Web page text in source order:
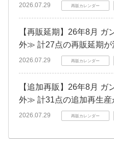
2026.07.29 再販カレンダー
【再販延期】26年8月
外≫ 計27点の再販延期が
2026.07.29 再販カレンダー
【追加再販】26年8月
外≫ 計31点の追加再生産
2026.07.29 再販カレンダー